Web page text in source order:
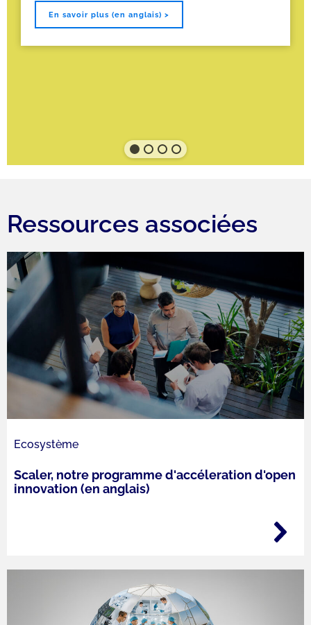
En savoir plus (en anglais) >
Ressources associées
Ecosystème
Scaler, notre programme d'accéleration d'open
innovation (en anglais)